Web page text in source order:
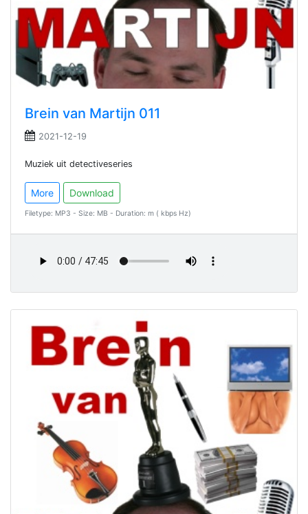
Brein van Martijn 011
2021-12-19
Muziek uit detectiveseries
More Download
Filetype: MP3 - Size: MB - Duration: m ( kbps Hz)